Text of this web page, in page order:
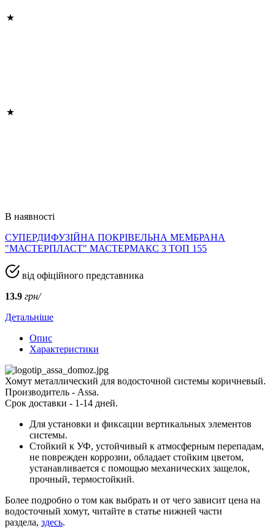
В наявності
СУПЕРДИФУЗІЙНА ПОКРІВЕЛЬНА МЕМБРАНА
"МАСТЕРПЛАСТ" МАСТЕРМАКС 3 ТОП 155
від офіційного представника
13.9 грн/
Детальніше
Опис
Характеристики
Хомут металлический для водосточной системы коричневый.
Производитель - Assa.
Срок доставки - 1-14 дней.
Для установки и фиксации вертикальных элементов
системы.
Стойкий к УФ, устойчивый к атмосферным перепадам,
не поврежден коррозии, обладает стойким цветом,
устанавливается с помощью механических защелок,
прочный, термостойкий.
Более подробно о том как выбрать и от чего зависит цена на
водосточный хомут, читайте в статье нижней части
раздела, здесь.